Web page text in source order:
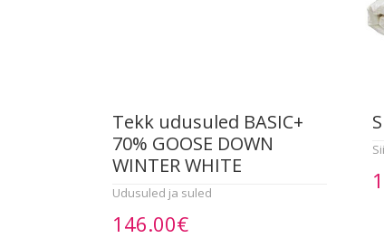
Tekk udusuled BASIC+
70% GOOSE DOWN
WINTER WHITE
Udusuled ja suled
146.00€